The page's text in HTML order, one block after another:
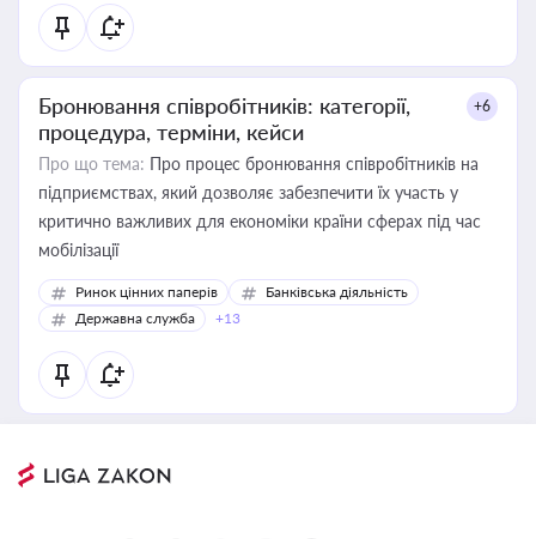
Бронювання співробітників: категорії,
процедура, терміни, кейси
+6
Про що тема: Про процес бронювання співробітників на
підприємствах, який дозволяє забезпечити їх участь у
критично важливих для економіки країни сферах під час
мобілізації
Ринок цінних паперів
Банківська діяльність
Державна служба
+13